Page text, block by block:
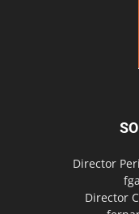
Director
Director